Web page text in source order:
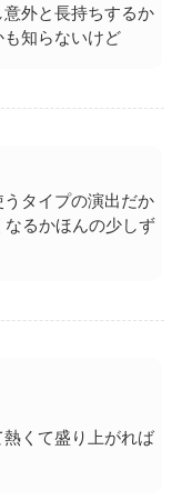
外と長持ちするか
知らないけど
タイプの演出だか
なるかほんの少しず
くて盛り上がれば